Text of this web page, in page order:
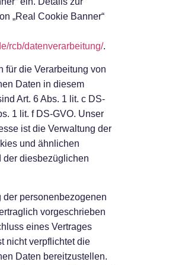
„Real Cookie Banner“
rcb/datenverarbeitung/.
für die Verarbeitung von
Daten in diesem
Art. 6 Abs. 1 lit. c DS-
1 lit. f DS-GVO. Unser
ist die Verwaltung der
und ähnlichen
der diesbezüglichen
der personenbezogenen
vorgeschrieben
eines Vertrages
nicht verpflichtet die
Daten bereitzustellen.